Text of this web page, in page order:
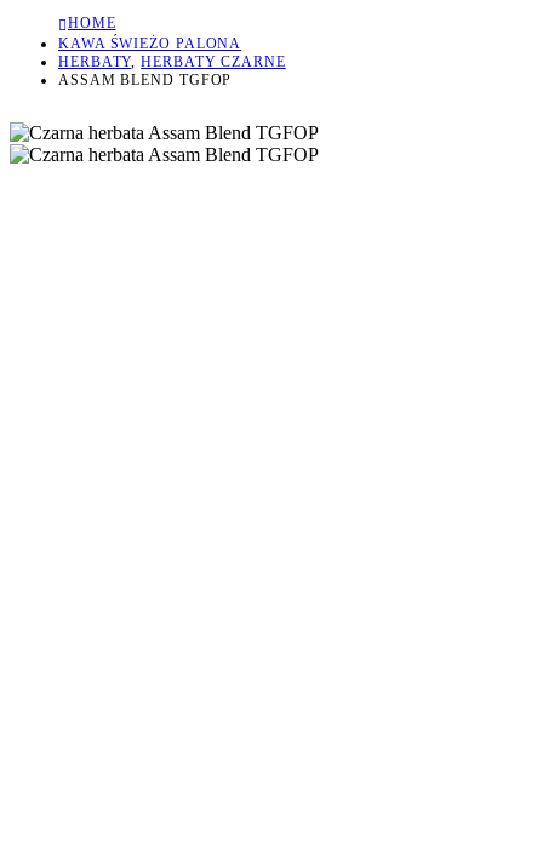
HOME
KAWA ŚWIEŻO PALONA
HERBATY,HERBATY CZARNE
ASSAM BLEND TGFOP